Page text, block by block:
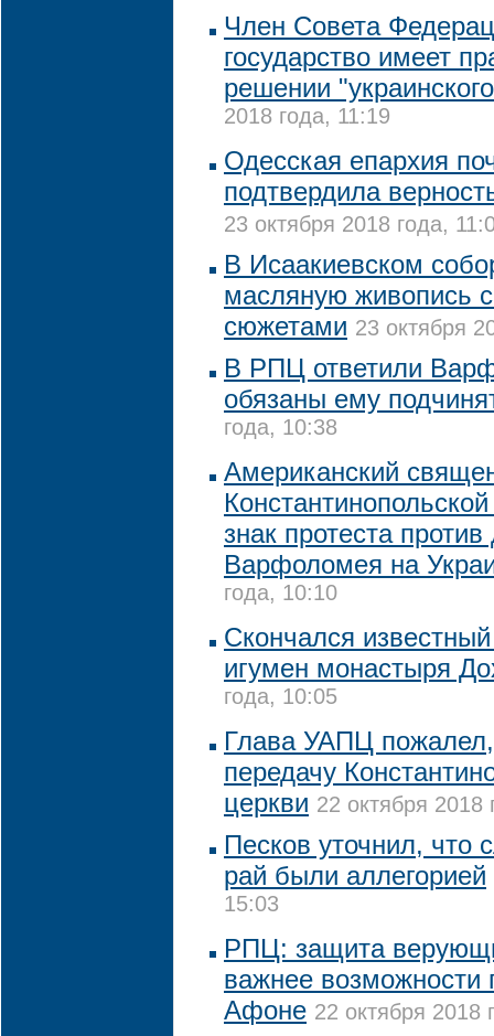
Член Совета
государство имеет
решении
2018 года, 11:19
Одесская епархия
подтвердила
23 октября 2018 года,
В Исаакиевском
масляную живопись
сюжетами 23 октября
В РПЦ ответили
обязаны ему
года, 10:38
Американский
знак протеста
Варфоломея на
года, 10:10
Скончался
игумен монастыря
года, 10:05
Глава УАПЦ пожалел,
передачу
церкви 22 октября 2018
Песков уточнил, что
рай были аллегорией
15:03
РПЦ: защита
важнее возможности
Афоне 22 октября 2018